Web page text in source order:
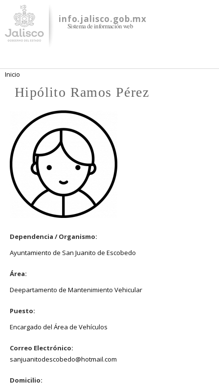
contenido
principal
info.jalisco.gob.mx
Sistema de información web
Se encuentra usted aquí
Inicio
Hipólito Ramos Pérez
Dependencia / Organismo:
Ayuntamiento de San Juanito de Escobedo
Área:
Deepartamento de Mantenimiento Vehicular
Puesto:
Encargado del Área de Vehículos
Correo Electrónico:
sanjuanitodescobedo@hotmail.com
Domicilio: